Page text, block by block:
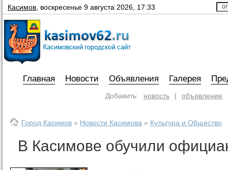
Касимов воскресенье 9 августа 2026, 17:33
Главная Новости Объявления Галерея
Добавить: новость | объявление
Город Касимов » Новости Касимова » Культура и Общество
В Касимове обучили